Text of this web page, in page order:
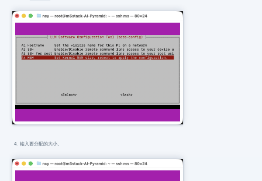
输入要分配的大小。